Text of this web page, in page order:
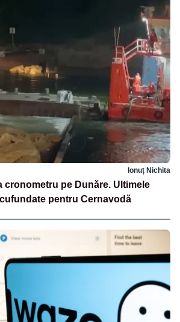
Ionuț Nichita
cronometru pe Dunăre. Ultimele
pentru Cernavodă